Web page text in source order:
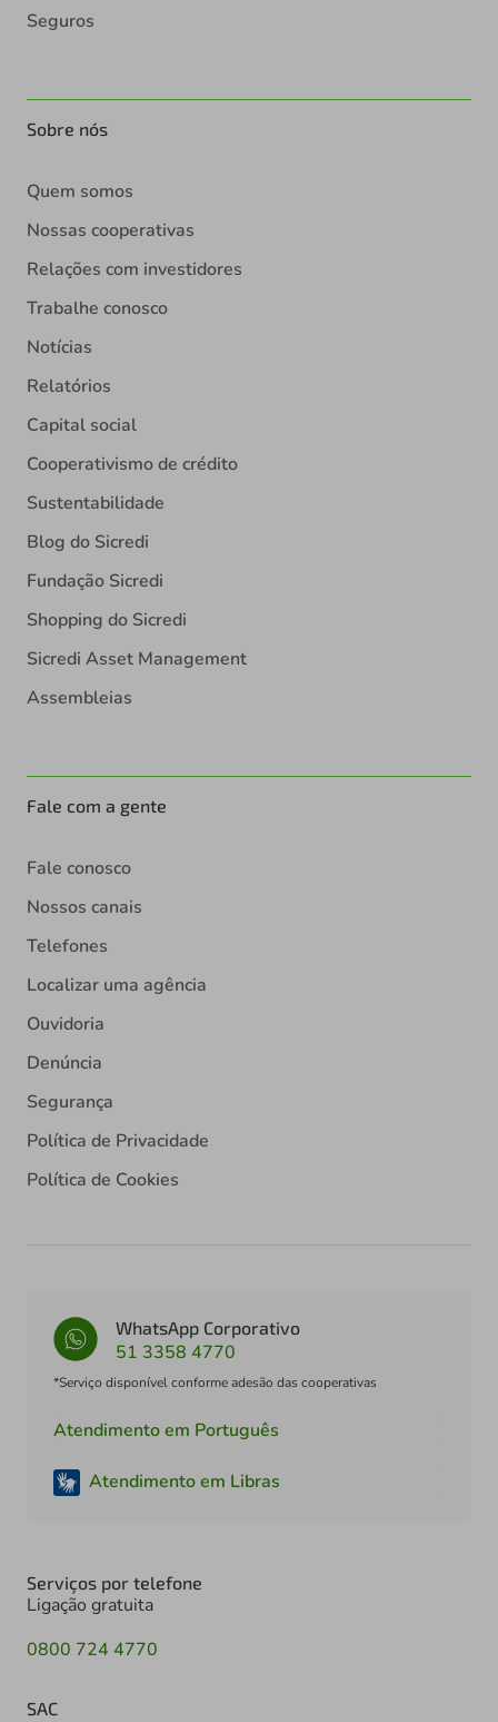
Seguros
Sobre nós
Quem somos
Nossas cooperativas
Relações com investidores
Trabalhe conosco
Notícias
Relatórios
Capital social
Cooperativismo de crédito
Sustentabilidade
Blog do Sicredi
Fundação Sicredi
Shopping do Sicredi
Sicredi Asset Management
Assembleias
Fale com a gente
Fale conosco
Nossos canais
Telefones
Localizar uma agência
Ouvidoria
Denúncia
Segurança
Política de Privacidade
Política de Cookies
WhatsApp Corporativo
51 3358 4770
*Serviço disponível conforme adesão das cooperativas
Atendimento em Português
Atendimento em Libras
Serviços por telefone
Ligação gratuita
0800 724 4770
SAC